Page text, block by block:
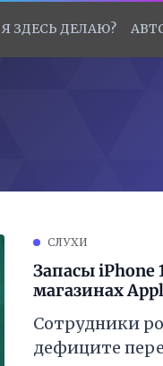
ЗДЕСЬ ДЕЛАЮ?
СЛУХИ
Запасы iPhone
магазинах
Сотрудники
дефиците